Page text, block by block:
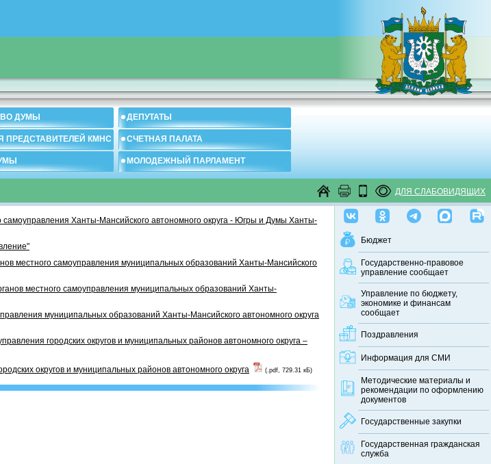
ДУМЫ ДЕПУТАТЫ
ПРЕДСТАВИТЕЛЕЙ КМНС СЧЕТНАЯ ПАЛАТА
МОЛОДЕЖНЫЙ ПАРЛАМЕНТ
ДЛЯ СЛАБОВИДЯЩИХ
Бюджет
Государственно-правовое
управление сообщает
Управление по бюджету,
экономике и финансам
сообщает
Поздравления
Информация для СМИ
Методические материалы и
рекомендации по оформлению
документов
Государственные закупки
Государственная гражданская
служба
Ханты-Мансийского автономного округа - Югры и Думы Ханты-
местного самоуправления муниципальных образований Ханты-Мансийского
местного самоуправления муниципальных образований Ханты-
муниципальных образований Ханты-Мансийского автономного округа
городских округов и муниципальных районов автономного округа –
округов и муниципальных районов автономного округа
(.pdf, 729.31 кБ)